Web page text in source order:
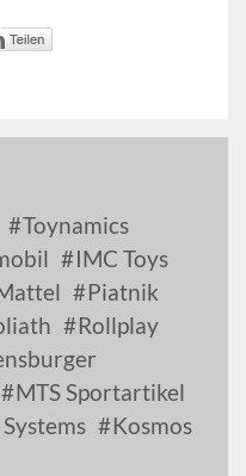
Toynamics
IMC Toys
Piatnik
Rollplay
MTS Sportartikel
Kosmos